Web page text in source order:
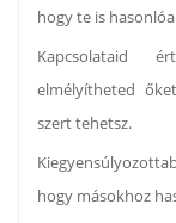
hogy te is
Kapcsolataid
elmélyítheted
szert tehetsz.
hogy másokhoz